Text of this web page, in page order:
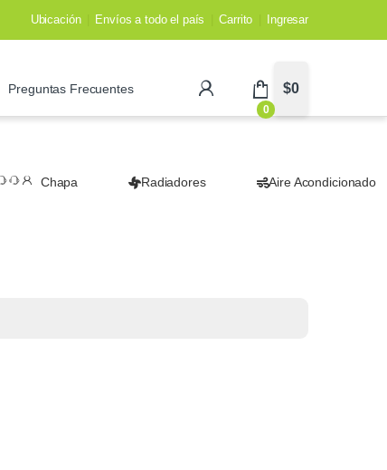
Ubicación Envíos a todo el país Carrito Ingresar
Preguntas Frecuentes
0
$0
Chapa Radiadores Aire Acondicionado